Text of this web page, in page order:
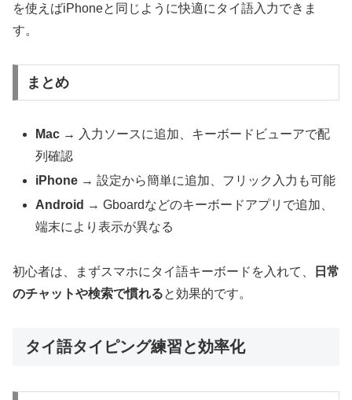
を使えばiPhoneと同じように快適にタイ語入力できま
す。
まとめ
Mac → 入力ソースに追加、キーボードビューアで配
列確認
iPhone → 設定から簡単に追加、フリック入力も可能
Android → Gboardなどのキーボードアプリで追加、
端末により表示が異なる
初心者は、まずスマホにタイ語キーボードを入れて、
日常
のチャットや検索で慣れると効果的です。
タイ語タイピング練習と効率化